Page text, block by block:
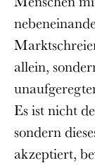
allein,
Es ist nicht
sondern
akzeptiert,